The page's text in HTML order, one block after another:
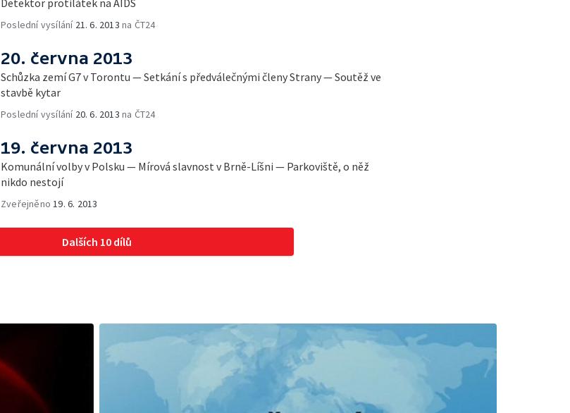
Poslední vysílání 21. 6. 2013 na ČT24
20. června 2013
Schůzka zemí G7 v Torontu — Setkání s předválečnými členy Strany — Soutěž ve
stavbě kytar
Poslední vysílání 20. 6. 2013 na ČT24
19. června 2013
Komunální volby v Polsku — Mírová slavnost v Brně-Líšni — Parkoviště, o něž
nikdo nestojí
Zveřejněno 19. 6. 2013
Dalších 10 dílů